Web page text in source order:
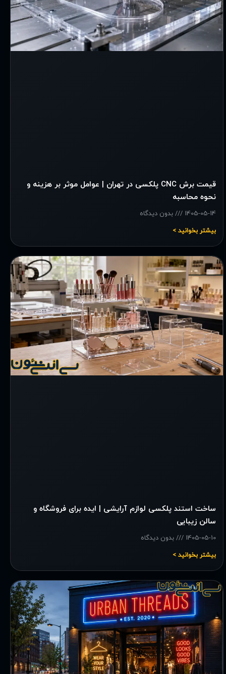
قیمت برش CNC پلکسی در تهران | عوامل موثر بر هزینه و
نحوه محاسبه
1405-05-14
بدون دیدگاه
بیشتر بخوانید >
ساخت استند پلکسی لوازم آرایشی | ایده برای فروشگاه و
سالن زیبایی
1405-05-10
بدون دیدگاه
بیشتر بخوانید >